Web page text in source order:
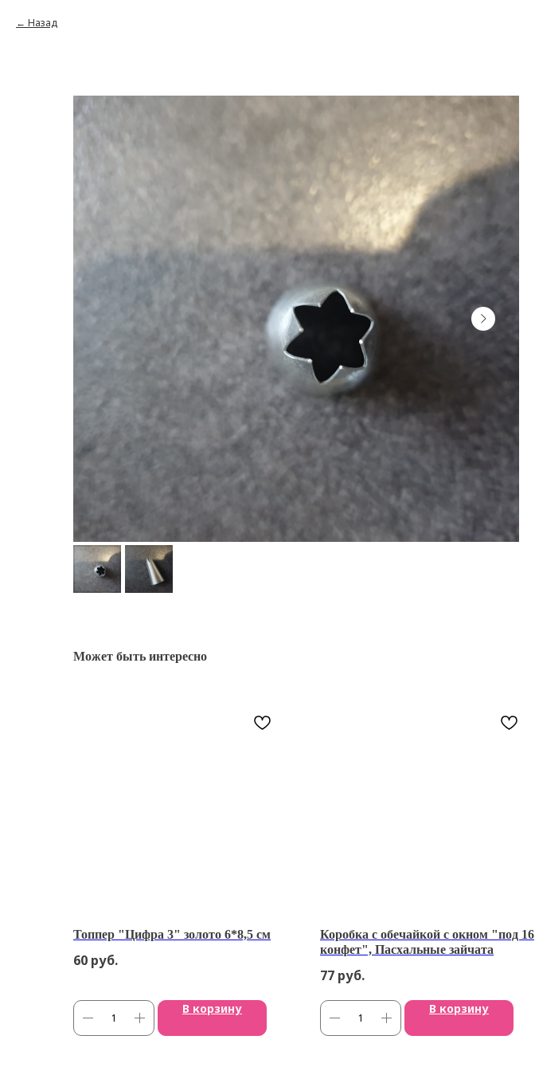
Назад
Может быть интересно
Топпер "Цифра 3" золото 6*8,5 см
60 руб.
В корзину
Коробка с обечайкой с окном "под 16
конфет", Пасхальные зайчата
77 руб.
В корзину